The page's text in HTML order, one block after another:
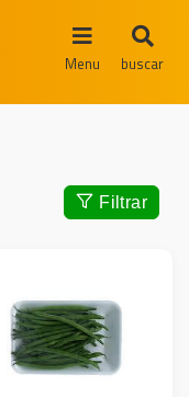
Menu buscar
Filtrar